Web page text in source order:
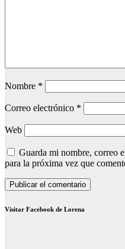
Nombre *
Correo electrónico *
Web
Guarda mi nombre, correo
para la próxima vez que
Visitar Facebook de Lorena